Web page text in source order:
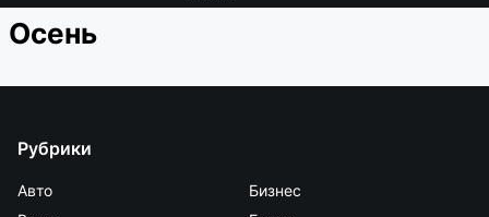
Осень
Рубрики
Авто
Бизнес